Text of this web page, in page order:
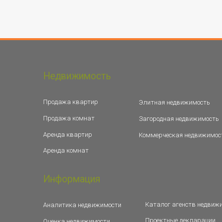
Недвижимость
Продажа квартир
Продажа комнат
Аренда квартир
Аренда комнат
Элитная недвижимость
Загородная недвижимость
Коммерческая
Информация
Аналитика недвижимости Каталог агенств
Проектные декларации